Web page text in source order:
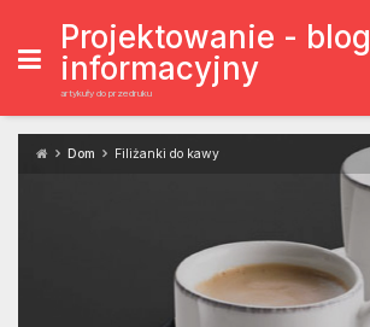
content
Projektowanie - blog
informacyjny
artykuły do przedruku
Dom Filiżanki do kawy